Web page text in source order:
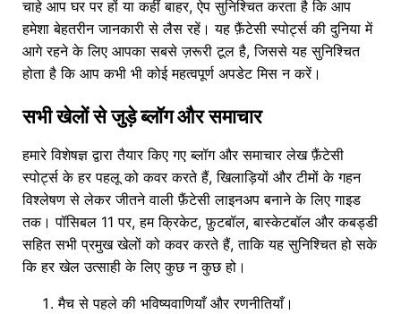
चाहे आप घर पर हों या कहीं बाहर, ऐप सुनिश्चित करता है कि आप
हमेशा बेहतरीन जानकारी से लैस रहें। यह फ़ैंटेसी स्पोर्ट्स की दुनिया में
आगे रहने के लिए आपका सबसे ज़रूरी टूल है, जिससे यह सुनिश्चित
होता है कि आप कभी भी कोई महत्वपूर्ण अपडेट मिस न करें।
सभी खेलों से जुड़े ब्लॉग और समाचार
हमारे विशेषज्ञ द्वारा तैयार किए गए ब्लॉग और समाचार लेख फ़ैंटेसी
स्पोर्ट्स के हर पहलू को कवर करते हैं, खिलाड़ियों और टीमों के गहन
विश्लेषण से लेकर जीतने वाली फ़ैंटेसी लाइनअप बनाने के लिए गाइड
तक। पॉसिबल 11 पर, हम क्रिकेट, फ़ुटबॉल, बास्केटबॉल और कबड्डी
सहित सभी प्रमुख खेलों को कवर करते हैं, ताकि यह सुनिश्चित हो सके
कि हर खेल उत्साही के लिए कुछ न कुछ हो।
मैच से पहले की भविष्यवाणियाँ और रणनीतियाँ।